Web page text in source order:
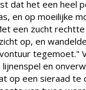
dat het een heel
en op moeilijke
een zucht
op, en
tegemoet."
en
op een sieraad te